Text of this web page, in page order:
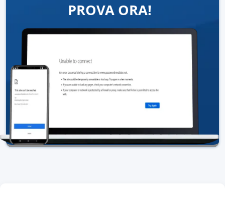
PROVA ORA!